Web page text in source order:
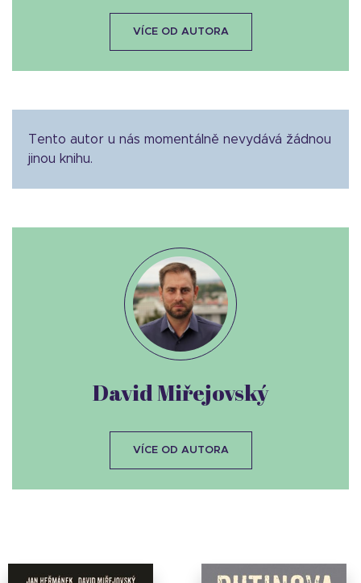
Tento autor u nás momentálně nevydává žádnou
jinou knihu.
VÍCE OD AUTORA
David Miřejovský
VÍCE OD AUTORA